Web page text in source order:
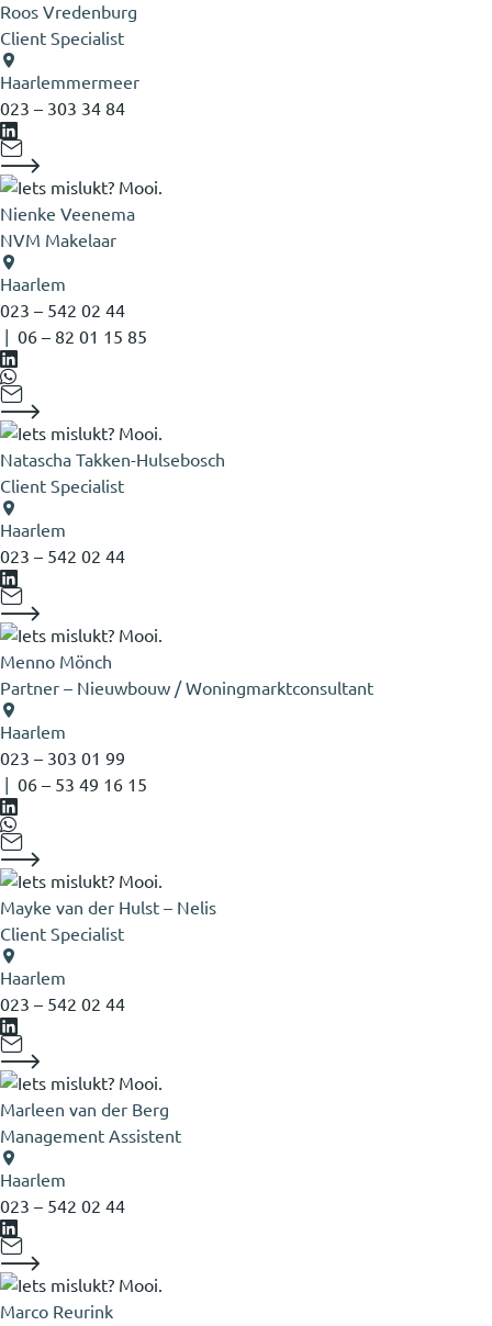
Roos Vredenburg
Client Specialist
Haarlemmermeer
023 – 303 34 84
Nienke Veenema
NVM Makelaar
Haarlem
023 – 542 02 44
06 – 82 01 15 85‬
Natascha Takken-Hulsebosch
Client Specialist
Haarlem
023 – 542 02 44
Menno Mönch
Partner – Nieuwbouw / Woningmarktconsultant
Haarlem
023 – 303 01 99
06 – 53 49 16 15
Mayke van der Hulst – Nelis
Client Specialist
Haarlem
023 – 542 02 44
Marleen van der Berg
Management Assistent
Haarlem
023 – 542 02 44
Marco Reurink